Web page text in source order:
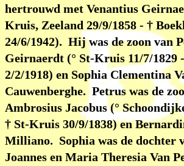
hertrouwd met Venantius
Kruis, Zeeland 29/9/1858 - †
24/6/1942). Hij was de zoon van
Geirnaerdt (° St-Kruis 11/7/1829
2/2/1918) en Sophia Clementina
Cauwenberghe. Petrus was de
Ambrosius Jacobus (°
† St-Kruis 30/9/1838) en
Milliano. Sophia was de dochter
Joannes en Maria Theresia Van